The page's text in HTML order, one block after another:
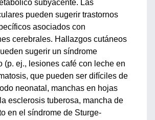
subyacente. Las
pueden sugerir trastornos
asociados con
cerebrales. Hallazgos cutáneos
sugerir un síndrome
(p. ej., lesiones café con leche en
que pueden ser difíciles de
neonatal, manchas en hojas
esclerosis tuberosa, mancha de
en el síndrome de Sturge-